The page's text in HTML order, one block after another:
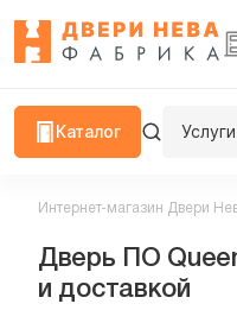
Каталог Услуги
Интернет-магазин Двери
Дверь ПО
и доставкой